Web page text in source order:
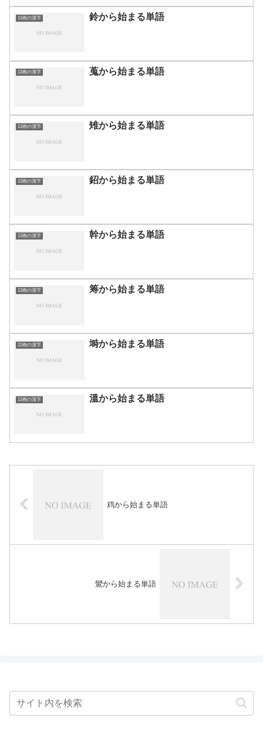
13画の漢字 鈴から始まる単語
13画の漢字 蒐から始まる単語
13画の漢字 雉から始まる単語
13画の漢字 鉊から始まる単語
13画の漢字 幹から始まる単語
13画の漢字 筹から始まる単語
13画の漢字 塒から始まる単語
13画の漢字 溫から始まる単語
鸡から始まる単語
鸞から始まる単語